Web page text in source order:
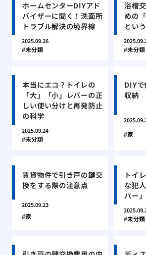
ホームセンターDIYアド
バイザーに聞く！洗面所
トラブル解決の境界線
2025.09.26
未分類
浴槽
めの
とい
未分類
本当にエコ？トイレの
「大」「小」レバーの正
しい使い分けと再発防止
の科学
2025.09.24
未分類
DIY
収納
家
賃貸物件で引き戸の鍵交
換をする際の注意点
2025.09.23
家
トイ
な犯
パー
未分類